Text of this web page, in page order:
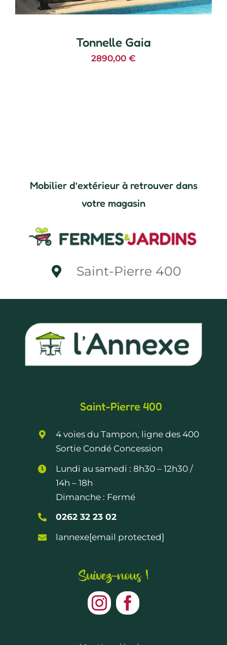
Tonnelle Gaia
2890,00 €
Mobilier d’extérieur à retrouver dans
votre magasin
Saint-Pierre 400
Saint-Pierre 400
4 voies du Tampon, ligne des 400
Sortie Condé Concession
Lundi au samedi :8h30 – 12h30 /
14h – 18h
Dimanche : Fermé
0262 32 23 02
lannexe[email protected]
Suivez-nous !